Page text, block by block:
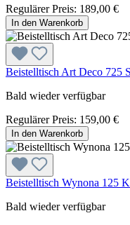
Regulärer Preis: 189,00 €
In den Warenkorb
Beistelltisch Art Deco 725
Bald wieder verfügbar
Regulärer Preis: 159,00 €
In den Warenkorb
Beistelltisch Wynona 125
Bald wieder verfügbar